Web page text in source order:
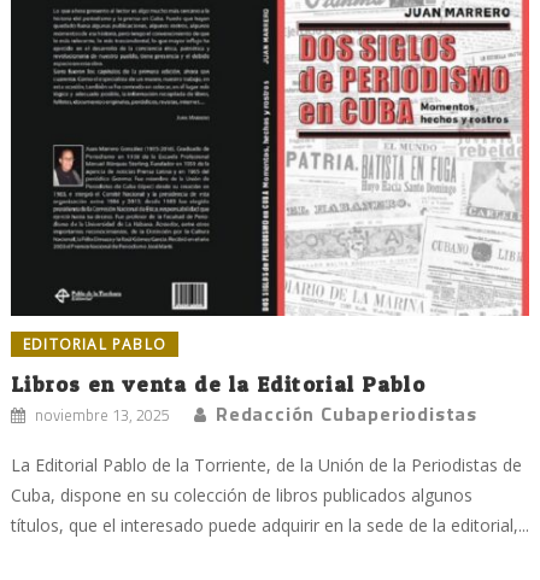
EDITORIAL PABLO
Libros en venta de la Editorial Pablo
noviembre 13, 2025 Redacción Cubaperiodistas
La Editorial Pablo de la Torriente, de la Unión de la Periodistas de
Cuba, dispone en su colección de libros publicados algunos
títulos, que el interesado puede adquirir en la sede de la editorial,...